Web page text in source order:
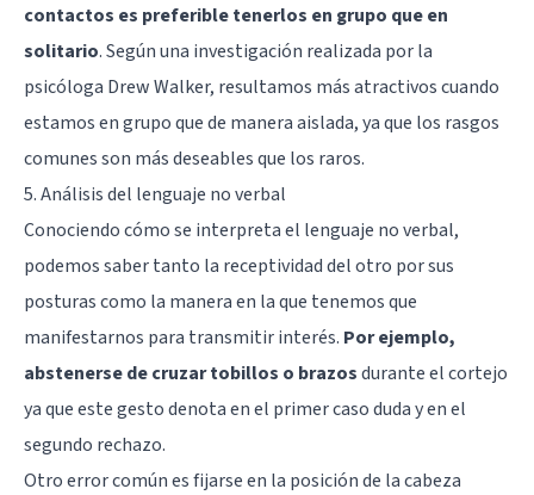
contactos es preferible tenerlos en grupo que en
solitario. Según una investigación realizada por la
psicóloga Drew Walker, resultamos más atractivos cuando
estamos en grupo que de manera aislada, ya que los rasgos
comunes son más deseables que los raros.
5. Análisis del lenguaje no verbal
Conociendo cómo se interpreta el lenguaje no verbal,
podemos saber tanto la receptividad del otro por sus
posturas como la manera en la que tenemos que
manifestarnos para transmitir interés. Por ejemplo,
abstenerse de cruzar tobillos o brazosdurante el cortejo
ya que este gesto denota en el primer caso duda y en el
segundo rechazo.
Otro error común es fijarse en la posición de la cabeza